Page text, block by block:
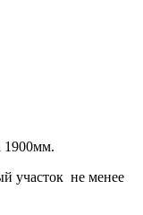
участок не менее